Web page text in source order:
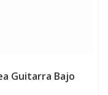
Guitarra Bajo